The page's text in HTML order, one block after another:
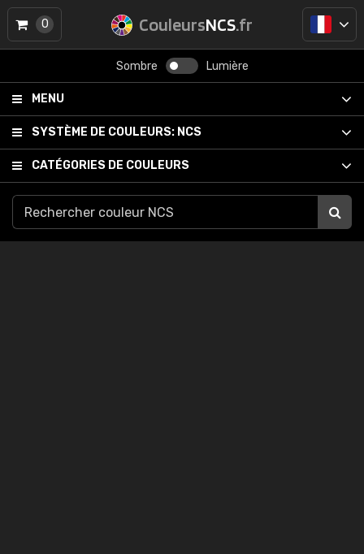
CouleursNCS.fr
Sombre Lumière
MENU
SYSTÈME DE COULEURS: NCS
CATÉGORIES DE COULEURS
0